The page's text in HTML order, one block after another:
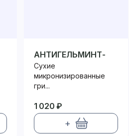
АНТИГЕЛЬМИНТ-
БИО
Сухие
микронизированные
гри...
1 020 ₽
+